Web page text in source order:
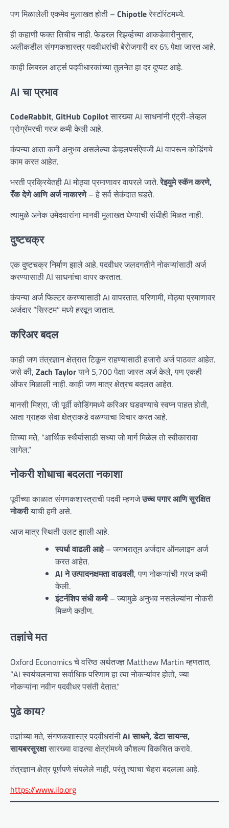
पण मिळालेली एकमेव मुलाखत होती – Chipotleरेस्टॉरंटमध्ये.
ही कहाणी फक्त तिचीच नाही. फेडरल रिझर्व्हच्या आकडेवारीनुसार,
अलीकडील संगणकशास्त्र पदवीधरांची बेरोजगारी दर 6% पेक्षा जास्त आहे.
काही लिबरल आर्ट्स पदवीधारकांच्या तुलनेत हा दर दुप्पट आहे.
AI चा प्रभाव
CodeRabbit, GitHub Copilotसारख्या AI साधनांनी एंट्री-लेव्हल
प्रोग्रॅमरची गरज कमी केली आहे.
कंपन्या आता कमी अनुभव असलेल्या डेव्हलपर्सऐवजी AI वापरून कोडिंगचे
काम करत आहेत.
भरती प्रक्रियेतही AI मोठ्या प्रमाणावर वापरले जाते.रेझ्युमे स्कॅन करणे,
रँक देणे आणि अर्ज नाकारणे– हे सर्व सेकंदात घडते.
त्यामुळे अनेक उमेदवारांना मानवी मुलाखत घेण्याची संधीही मिळत नाही.
दुष्टचक्र
एक दुष्टचक्र निर्माण झाले आहे. पदवीधर जलदगतीने नोकऱ्यांसाठी अर्ज
करण्यासाठी AI साधनांचा वापर करतात.
कंपन्या अर्ज फिल्टर करण्यासाठी AI वापरतात. परिणामी, मोठ्या प्रमाणावर
अर्जदार “सिस्टम” मध्ये हरवून जातात.
करिअर बदल
काही जण तंत्रज्ञान क्षेत्रात टिकून राहण्यासाठी हजारो अर्ज पाठवत आहेत.
जसे की, Zach Taylorयाने 5,700 पेक्षा जास्त अर्ज केले, पण एकही
ऑफर मिळाली नाही. काही जण मात्र क्षेत्रच बदलत आहेत.
मानसी मिश्रा, जी पूर्वी कोडिंगमध्ये करिअर घडवण्याचे स्वप्न पाहत होती,
आता ग्राहक सेवा क्षेत्राकडे वळण्याचा विचार करत आहे.
तिच्या मते, “आर्थिक स्थैर्यासाठी सध्या जो मार्ग मिळेल तो स्वीकारावा
लागेल.”
नोकरी शोधाचा बदलता नकाशा
पूर्वीच्या काळात संगणकशास्त्राची पदवी म्हणजेउच्च पगार आणि सुरक्षित
नोकरीयाची हमी असे.
आज मात्र स्थिती उलट झाली आहे.
स्पर्धा वाढली आहे– जगभरातून अर्जदार ऑनलाइन अर्ज
करत आहेत.
AI ने उत्पादनक्षमता वाढवली, पण नोकऱ्यांची गरज कमी
केली.
इंटर्नशिप संधी कमी– ज्यामुळे अनुभव नसलेल्यांना नोकरी
मिळणे कठीण.
तज्ञांचे मत
Oxford Economics चे वरिष्ठ अर्थतज्ज्ञ Matthew Martin म्हणतात,
“AI स्वयंचलनाचा सर्वाधिक परिणाम हा त्या नोकऱ्यांवर होतो, ज्या
नोकऱ्यांना नवीन पदवीधर पसंती देतात.”
पुढे काय?
तज्ञांच्या मते, संगणकशास्त्र पदवीधरांनीAI साधने, डेटा सायन्स,
सायबरसुरक्षासारख्या वाढत्या क्षेत्रांमध्ये कौशल्य विकसित करावे.
तंत्रज्ञान क्षेत्र पूर्णपणे संपलेले नाही, परंतु त्याचा चेहरा बदलला आहे.
https://www.ilo.org